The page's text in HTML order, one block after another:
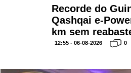
Recorde do
Qashqai e-
km sem
12:55 - 06-08-2026 0